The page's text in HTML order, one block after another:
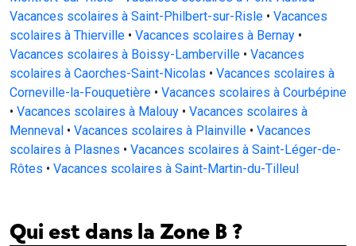
Vacances scolaires à Saint-Philbert-sur-Risle • Vacances
scolaires à Thierville • Vacances scolaires à Bernay •
Vacances scolaires à Boissy-Lamberville • Vacances
scolaires à Caorches-Saint-Nicolas • Vacances scolaires à
Corneville-la-Fouquetière • Vacances scolaires à Courbépine
• Vacances scolaires à Malouy • Vacances scolaires à
Menneval • Vacances scolaires à Plainville • Vacances
scolaires à Plasnes • Vacances scolaires à Saint-Léger-de-
Rôtes • Vacances scolaires à Saint-Martin-du-Tilleul
Qui est dans la Zone B ?